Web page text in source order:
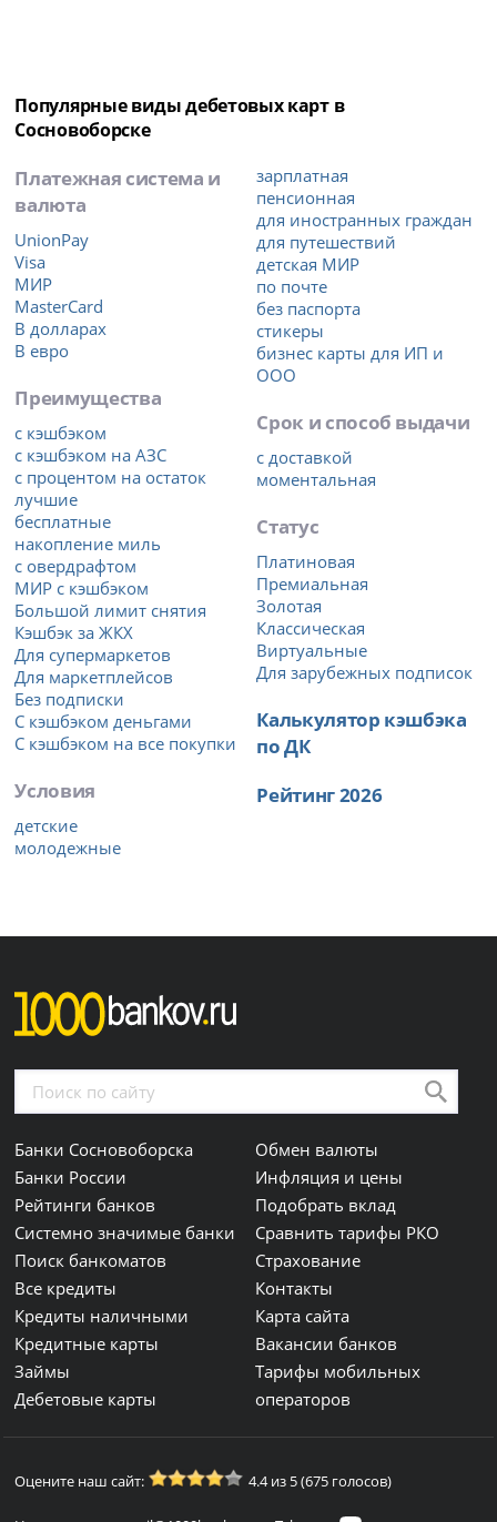
Популярные виды дебетовых карт в
Сосновоборске
Платежная система и
валюта
UnionPay
Visa
МИР
MasterCard
В долларах
В евро
Преимущества
с кэшбэком
с кэшбэком на АЗС
с процентом на остаток
лучшие
бесплатные
накопление миль
с овердрафтом
МИР с кэшбэком
Большой лимит снятия
Кэшбэк за ЖКХ
Для супермаркетов
Для маркетплейсов
Без подписки
С кэшбэком деньгами
С кэшбэком на все покупки
Условия
детские
молодежные
зарплатная
пенсионная
для иностранных граждан
для путешествий
детская МИР
по почте
без паспорта
стикеры
бизнес карты для ИП и
ООО
Срок и способ выдачи
с доставкой
моментальная
Статус
Платиновая
Премиальная
Золотая
Классическая
Виртуальные
Для зарубежных подписок
Калькулятор кэшбэка
по ДК
Рейтинг 2026
Банки Сосновоборска
Банки России
Рейтинги банков
Системно значимые банки
Поиск банкоматов
Все кредиты
Кредиты наличными
Кредитные карты
Займы
Дебетовые карты
Обмен валюты
Инфляция и цены
Подобрать вклад
Сравнить тарифы РКО
Страхование
Контакты
Карта сайта
Вакансии банков
Тарифы мобильных
операторов
Оцените наш сайт: 4.4 из 5 (675 голосов)